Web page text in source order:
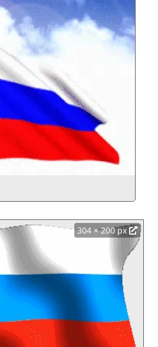
304 × 200 px